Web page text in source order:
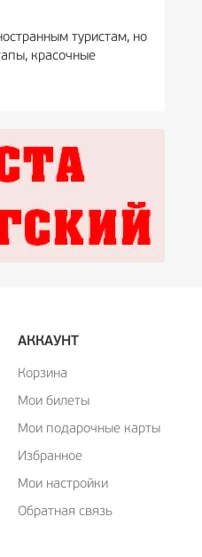
туристам, но
красочные
АККАУНТ
Корзина
Мои билеты
Мои подарочные карты
Избранное
Мои настройки
Обратная связь